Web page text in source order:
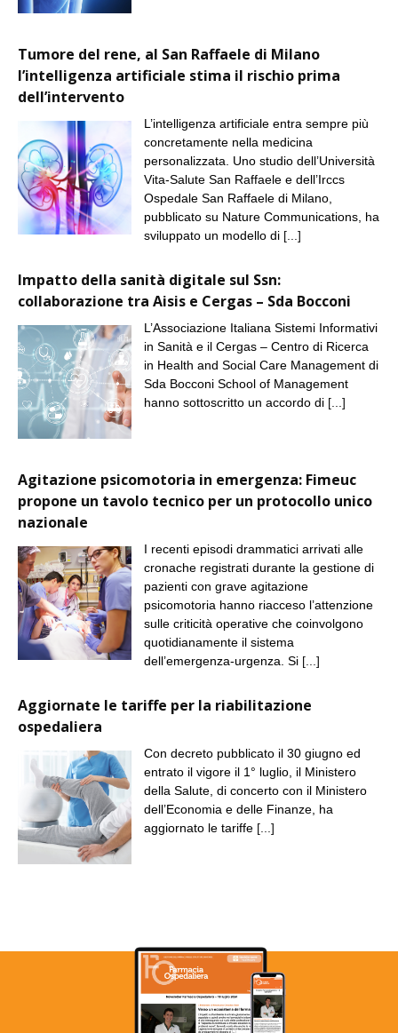
Tumore del rene, al San Raffaele di Milano
l’intelligenza artificiale stima il rischio prima
dell’intervento
L’intelligenza artificiale entra sempre più
concretamente nella medicina
personalizzata. Uno studio dell’Università
Vita-Salute San Raffaele e dell’Irccs
Ospedale San Raffaele di Milano,
pubblicato su Nature Communications, ha
sviluppato un modello di [...]
Impatto della sanità digitale sul Ssn:
collaborazione tra Aisis e Cergas – Sda Bocconi
L’Associazione Italiana Sistemi Informativi
in Sanità e il Cergas – Centro di Ricerca
in Health and Social Care Management di
Sda Bocconi School of Management
hanno sottoscritto un accordo di [...]
Agitazione psicomotoria in emergenza: Fimeuc
propone un tavolo tecnico per un protocollo unico
nazionale
I recenti episodi drammatici arrivati alle
cronache registrati durante la gestione di
pazienti con grave agitazione
psicomotoria hanno riacceso l’attenzione
sulle criticità operative che coinvolgono
quotidianamente il sistema
dell’emergenza-urgenza. Si [...]
Aggiornate le tariffe per la riabilitazione
ospedaliera
Con decreto pubblicato il 30 giugno ed
entrato il vigore il 1° luglio, il Ministero
della Salute, di concerto con il Ministero
dell’Economia e delle Finanze, ha
aggiornato le tariffe [...]